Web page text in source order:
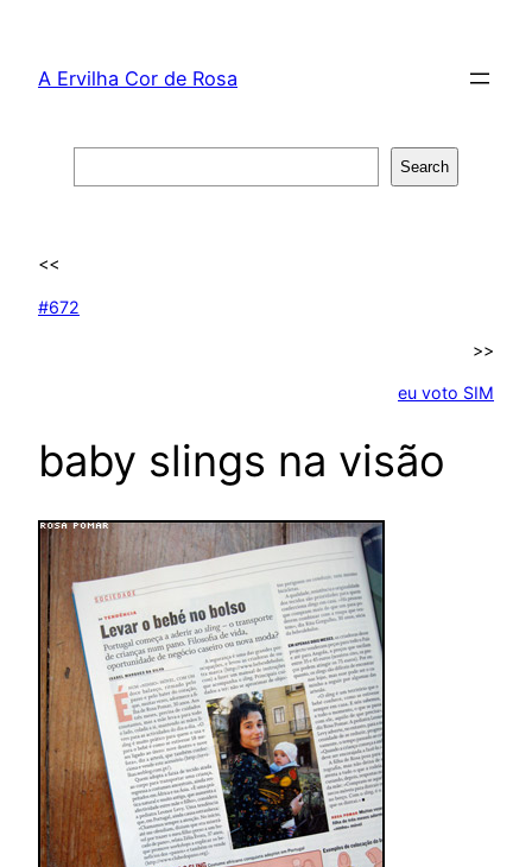
content
A Ervilha Cor de Rosa
Search
<<
#672
>>
eu voto SIM
baby slings na visão